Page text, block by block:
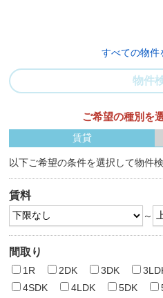
すべての物件
物件
ご希望の種別を
賃貸
以下ご希望の条件を選択して物件
賃料
～
間取り
1R 2DK 3DK
4SDK
4LDK 5DK